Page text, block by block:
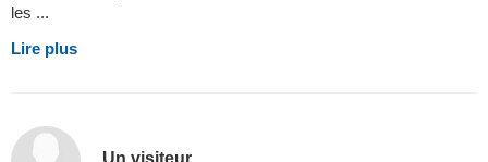
les ...
Lire plus